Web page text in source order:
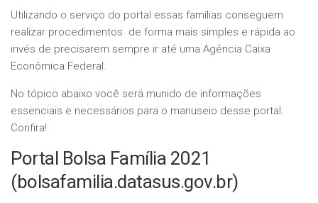
Utilizando o serviço do portal essas famílias conseguem
realizar procedimentos de forma mais simples e rápida ao
invés de precisarem sempre ir até uma Agência Caixa
Econômica Federal.
No tópico abaixo você será munido de informações
essenciais e necessários para o manuseio desse portal.
Confira!
Portal Bolsa Família 2021
(bolsafamilia.datasus.gov.br)